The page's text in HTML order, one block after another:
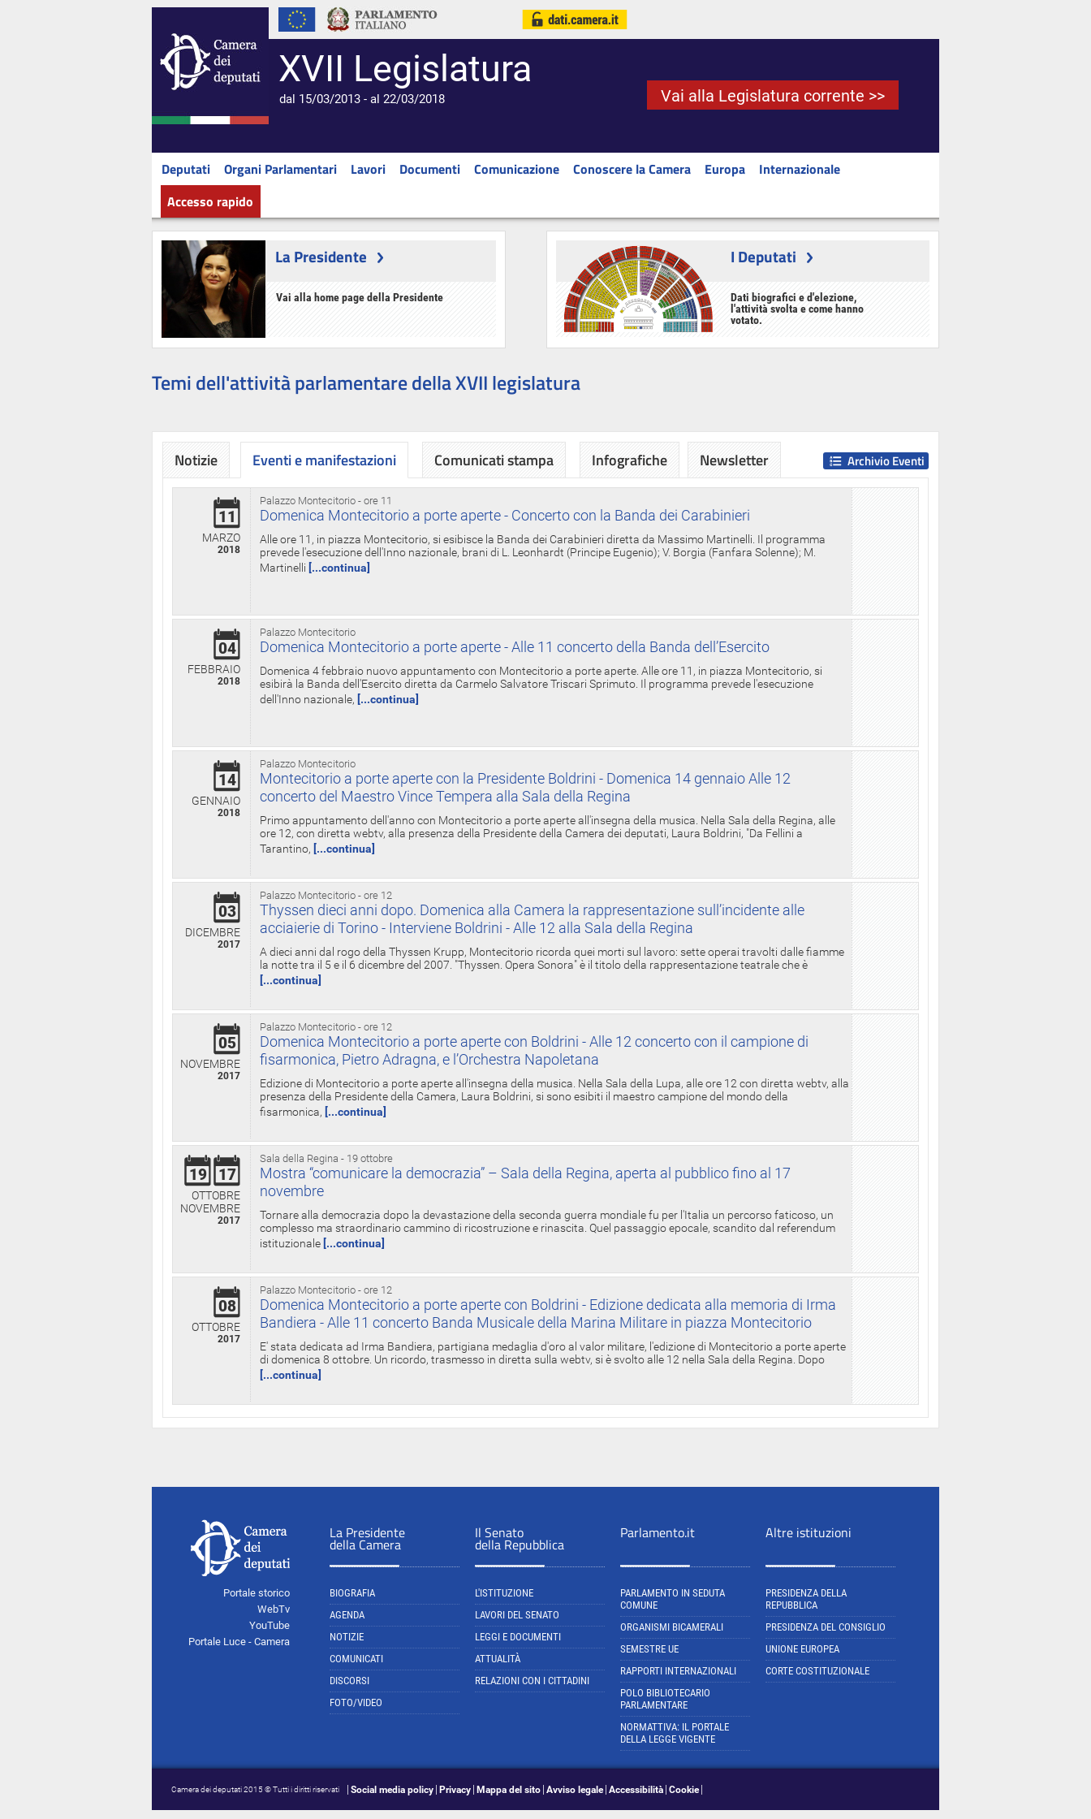
XVII Legislatura
dal 15/03/2013 - al 22/03/2018 Vai alla Legislatura corrente >>
Deputati Organi Parlamentari Lavori Documenti Comunicazione Conoscere la Camera Europa
Internazionale
Accesso rapido
La Presidente
Vai alla home page della Presidente
I Deputati
Dati biografici e d'elezione,
l'attività svolta e come hanno
votato.
Temi dell'attività parlamentare della XVII legislatura
Notizie Eventi e manifestazioni
Palazzo Montecitorio - ore 11
11
MARZO
2018
Domenica Montecitorio a porte aperte - Concerto con la Banda dei Carabinieri
Alle ore 11, in piazza Montecitorio, si esibisce la Banda dei Carabinieri diretta da Massimo Martinelli. Il programma
prevede l'esecuzione dell'Inno nazionale, brani di L. Leonhardt (Principe Eugenio); V. Borgia (Fanfara Solenne); M.
Martinelli [...continua]
Palazzo Montecitorio
04
FEBBRAIO
2018
Domenica Montecitorio a porte aperte - Alle 11 concerto della Banda dell’Esercito
Domenica 4 febbraio nuovo appuntamento con Montecitorio a porte aperte. Alle ore 11, in piazza Montecitorio, si
esibirà la Banda dell'Esercito diretta da Carmelo Salvatore Triscari Sprimuto. Il programma prevede l'esecuzione
dell'Inno nazionale, [...continua]
Palazzo Montecitorio
14
GENNAIO
2018
Montecitorio a porte aperte con la Presidente Boldrini - Domenica 14 gennaio Alle 12
concerto del Maestro Vince Tempera alla Sala della Regina
Primo appuntamento dell'anno con Montecitorio a porte aperte all'insegna della musica. Nella Sala della Regina, alle
ore 12, con diretta webtv, alla presenza della Presidente della Camera dei deputati, Laura Boldrini, "Da Fellini a
Tarantino, [...continua]
Palazzo Montecitorio - ore 12
03
DICEMBRE
2017
Thyssen dieci anni dopo. Domenica alla Camera la rappresentazione sull’incidente alle
acciaierie di Torino - Interviene Boldrini - Alle 12 alla Sala della Regina
A dieci anni dal rogo della Thyssen Krupp, Montecitorio ricorda quei morti sul lavoro: sette operai travolti dalle fiamme
la notte tra il 5 e il 6 dicembre del 2007. "Thyssen. Opera Sonora" è il titolo della rappresentazione teatrale che è
[...continua]
Palazzo Montecitorio - ore 12
05
NOVEMBRE
2017
Domenica Montecitorio a porte aperte con Boldrini - Alle 12 concerto con il campione di
fisarmonica, Pietro Adragna, e l’Orchestra Napoletana
Edizione di Montecitorio a porte aperte all'insegna della musica. Nella Sala della Lupa, alle ore 12 con diretta webtv, alla
presenza della Presidente della Camera, Laura Boldrini, si sono esibiti il maestro campione del mondo della
fisarmonica, [...continua]
Sala della Regina - 19 ottobre
19 17
OTTOBRE
NOVEMBRE
2017
Mostra “comunicare la democrazia” – Sala della Regina, aperta al pubblico fino al 17
novembre
Tornare alla democrazia dopo la devastazione della seconda guerra mondiale fu per l'Italia un percorso faticoso, un
complesso ma straordinario cammino di ricostruzione e rinascita. Quel passaggio epocale, scandito dal referendum
istituzionale [...continua]
Palazzo Montecitorio - ore 12
08
OTTOBRE
2017
Domenica Montecitorio a porte aperte con Boldrini - Edizione dedicata alla memoria di Irma
Bandiera - Alle 11 concerto Banda Musicale della Marina Militare in piazza Montecitorio
E' stata dedicata ad Irma Bandiera, partigiana medaglia d'oro al valor militare, l'edizione di Montecitorio a porte aperte
di domenica 8 ottobre. Un ricordo, trasmesso in diretta sulla webtv, si è svolto alle 12 nella Sala della Regina. Dopo
[...continua]
Archivio Eventi
Comunicati stampa Infografiche Newsletter
Portale storico
WebTv
YouTube
Portale Luce - Camera
La Presidente
della Camera
BIOGRAFIA
AGENDA
NOTIZIE
COMUNICATI
DISCORSI
FOTO/VIDEO
Il Senato
della Repubblica
L'ISTITUZIONE
LAVORI DEL SENATO
LEGGI E DOCUMENTI
ATTUALITÀ
RELAZIONI CON I CITTADINI
Parlamento.it
PARLAMENTO IN SEDUTA
COMUNE
ORGANISMI BICAMERALI
SEMESTRE UE
RAPPORTI INTERNAZIONALI
POLO BIBLIOTECARIO
PARLAMENTARE
NORMATTIVA: IL PORTALE
DELLA LEGGE VIGENTE
Altre istituzioni
PRESIDENZA DELLA
REPUBBLICA
PRESIDENZA DEL CONSIGLIO
UNIONE EUROPEA
CORTE COSTITUZIONALE
Camera dei deputati 2015 © Tutti i diritti riservati Social media policy Privacy Mappa del sito Avviso legale Accessibilità Cookie